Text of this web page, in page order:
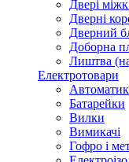
Двері
Дверні
Дверний
Доборна
Лиштва
Електротовари
Батарейки
Вилки
Вимикачі
Гофро і